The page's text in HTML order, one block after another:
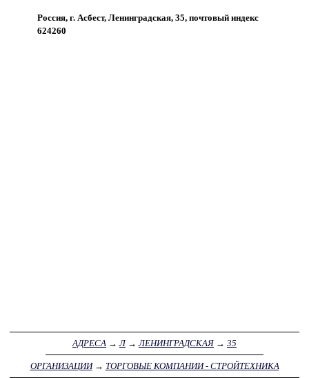
Россия, г. Асбест, Ленинградская, 35, почтовый индекс
624260
АДРЕСА →Л→ЛЕНИНГРАДСКАЯ → 35
ОРГАНИЗАЦИИ→ ТОРГОВЫЕ КОМПАНИИ - СТРОЙТЕХНИКА